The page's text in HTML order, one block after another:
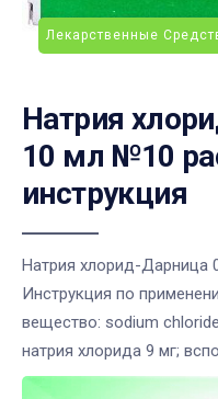
Лекарственные
Натрия
10 мл №10
инструкция
Натрия хлорид-Дарница
Инструкция по
вещество: sodium
натрия хлорида 9 мг;